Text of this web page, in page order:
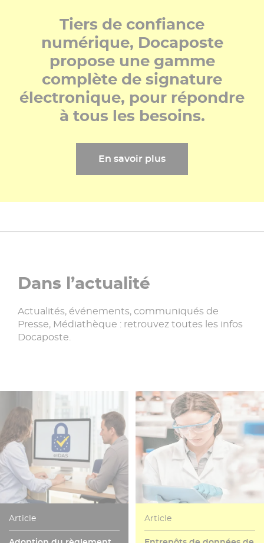
Tiers de confiance
numérique, Docaposte
propose une gamme
complète de signature
électronique, pour répondre
à tous les besoins.
En savoir plus
Dans l’actualité
Actualités, événements, communiqués de
Presse, Médiathèque : retrouvez toutes les infos
Docaposte.
Article Article